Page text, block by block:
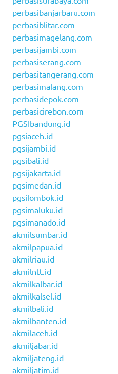
perbasibanjarbaru.com
perbasiblitar.com
perbasimagelang.com
perbasijambi.com
perbasiserang.com
perbasitangerang.com
perbasimalang.com
perbasidepok.com
perbasicirebon.com
PGSIbandung.id
pgsiaceh.id
pgsijambi.id
pgsibali.id
pgsijakarta.id
pgsimedan.id
pgsilombok.id
pgsimaluku.id
pgsimanado.id
akmilsumbar.id
akmilpapua.id
akmilriau.id
akmilntt.id
akmilkalbar.id
akmilkalsel.id
akmilbali.id
akmilbanten.id
akmilaceh.id
akmiljabar.id
akmiljateng.id
akmiljatim.id